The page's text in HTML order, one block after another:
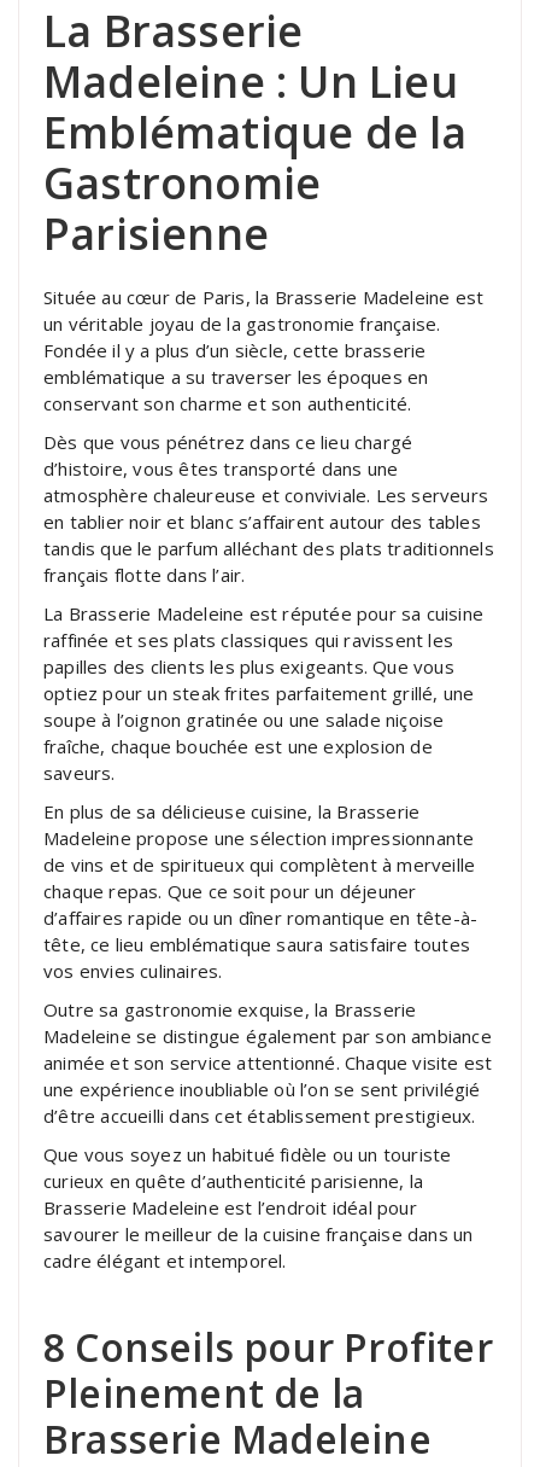
La Brasserie
Madeleine : Un Lieu
Emblématique de la
Gastronomie
Parisienne
Située au cœur de Paris, la Brasserie Madeleine est
un véritable joyau de la gastronomie française.
Fondée il y a plus d’un siècle, cette brasserie
emblématique a su traverser les époques en
conservant son charme et son authenticité.
Dès que vous pénétrez dans ce lieu chargé
d’histoire, vous êtes transporté dans une
atmosphère chaleureuse et conviviale. Les serveurs
en tablier noir et blanc s’affairent autour des tables
tandis que le parfum alléchant des plats traditionnels
français flotte dans l’air.
La Brasserie Madeleine est réputée pour sa cuisine
raffinée et ses plats classiques qui ravissent les
papilles des clients les plus exigeants. Que vous
optiez pour un steak frites parfaitement grillé, une
soupe à l’oignon gratinée ou une salade niçoise
fraîche, chaque bouchée est une explosion de
saveurs.
En plus de sa délicieuse cuisine, la Brasserie
Madeleine propose une sélection impressionnante
de vins et de spiritueux qui complètent à merveille
chaque repas. Que ce soit pour un déjeuner
d’affaires rapide ou un dîner romantique en tête-à-
tête, ce lieu emblématique saura satisfaire toutes
vos envies culinaires.
Outre sa gastronomie exquise, la Brasserie
Madeleine se distingue également par son ambiance
animée et son service attentionné. Chaque visite est
une expérience inoubliable où l’on se sent privilégié
d’être accueilli dans cet établissement prestigieux.
Que vous soyez un habitué fidèle ou un touriste
curieux en quête d’authenticité parisienne, la
Brasserie Madeleine est l’endroit idéal pour
savourer le meilleur de la cuisine française dans un
cadre élégant et intemporel.
8 Conseils pour Profiter
Pleinement de la
Brasserie Madeleine